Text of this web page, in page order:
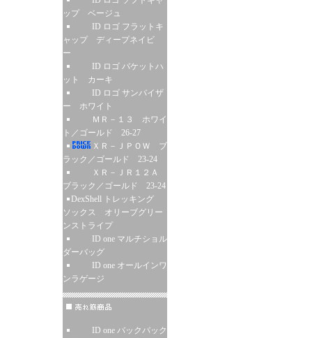
ップ ベージュ
ID ロゴ フラットキ
ャップ ディープネイビ
ー
ID ロゴ バケットハ
ット カーキ
ID ロゴ サンバイザ
ー ホワイト
ＭＲ－１３ ホワイ
ト／ゴールド 26-27
ＸＲ－ＪＰＯＷ ブ
ラック／ゴールド 23-24
ＸＲ－ＪＲ１２Ａ
ブラック／ゴールド 23-24
DexShell トレッキング
ソックス オリーブグリー
ンストライプ
ID one マルチショル
ダーバッグ
ID one オールインワ
ンラゲージ
ID one バックパック